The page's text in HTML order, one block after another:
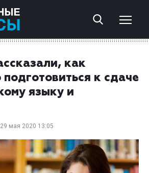
как
к сдаче
языку и
29 мая 2020 13:05